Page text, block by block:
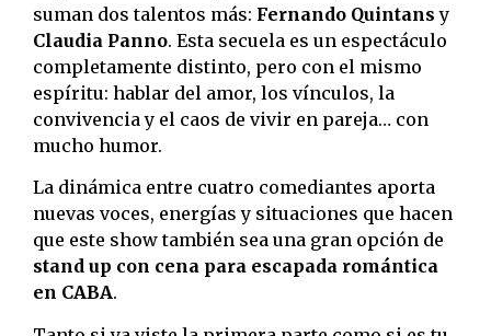
suman dos talentos más: Fernando Quintans y
Claudia Panno. Esta secuela es un espectáculo
completamente distinto, pero con el mismo
espíritu: hablar del amor, los vínculos, la
convivencia y el caos de vivir en pareja… con
mucho humor.
La dinámica entre cuatro comediantes aporta
nuevas voces, energías y situaciones que hacen
que este show también sea una gran opción de
stand up con cena para escapada romántica
en CABA.